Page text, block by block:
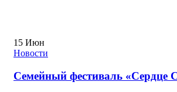
15 Июн
Новости
Семейный фестиваль «Сердце